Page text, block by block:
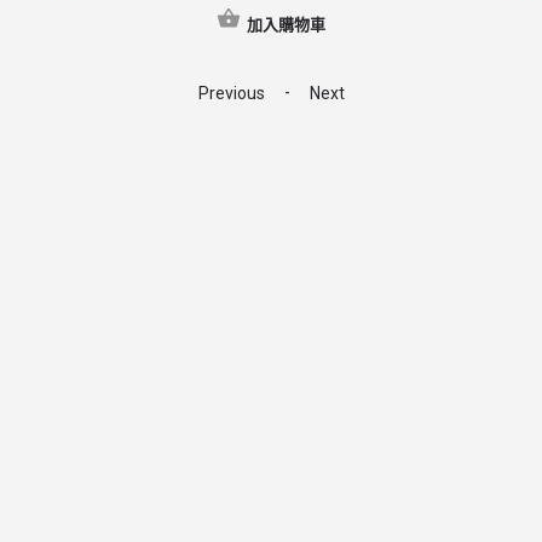
加入購物車
Previous - Next